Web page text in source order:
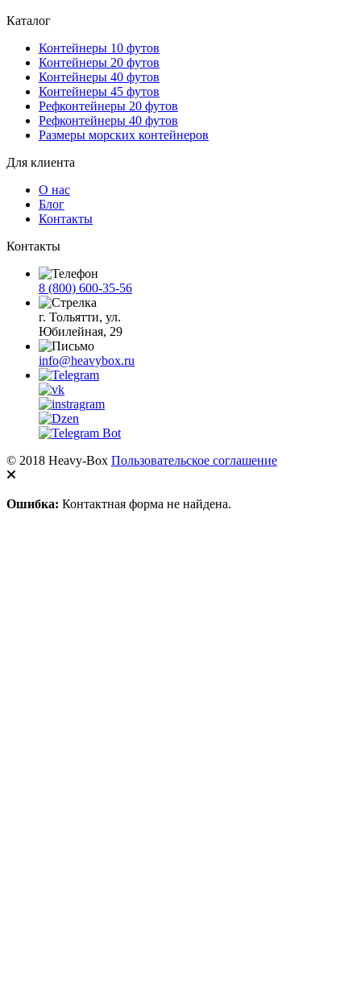
Каталог
Контейнеры 10 футов
Контейнеры 20 футов
Контейнеры 40 футов
Контейнеры 45 футов
Рефконтейнеры 20 футов
Рефконтейнеры 40 футов
Размеры морских контейнеров
Для клиента
О нас
Блог
Контакты
Контакты
8 (800) 600-35-56
г. Тольятти, ул.
Юбилейная, 29
info@heavybox.ru
© 2018 Heavy-Box Пользовательское соглашение
Ошибка: Контактная форма не найдена.